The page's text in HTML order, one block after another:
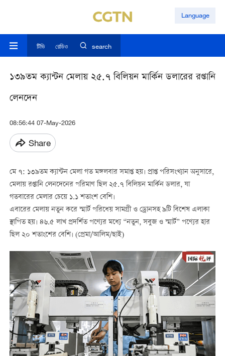
Language
টিভি রেডিও search
১৩৯তম ক্যান্টন মেলায় ২৫.৭ বিলিয়ন মার্কিন ডলারের রপ্তানি
লেনদেন
08:56:44 07-May-2026
Share
মে ৭: ১৩৯তম ক্যান্টন মেলা গত মঙ্গলবার সমাপ্ত হয়। প্রাপ্ত পরিসংখ্যান অনুসারে,
মেলায় রপ্তানি লেনদেনের পরিমাণ ছিল ২৫.৭ বিলিয়ন মার্কিন ডলার, যা
গতবারের মেলার চেয়ে ১.১ শতাংশ বেশি।
এবারের মেলায় নতুন করে স্মার্ট পরিধেয় সামগ্রী ও ড্রোনসহ ৯টি বিশেষ এলাকা
স্থাপিত হয়। ৪৬.৫ লাখ প্রদর্শিত পণ্যের মধ্যে “নতুন, সবুজ ও স্মার্ট” পণ্যের হার
ছিল ২০ শতাংশের বেশি। (প্রেমা/আলিম/ছাই)